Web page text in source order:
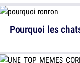
Pourquoi les